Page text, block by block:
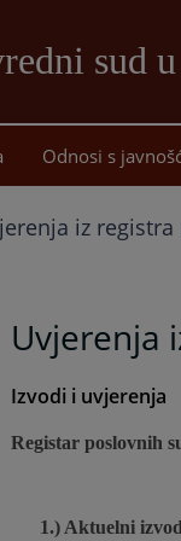
sud
Odnosi s
iz
Uvjerenja
Izvodi i uvjerenja
Registar poslovnih
1.) Aktuelni